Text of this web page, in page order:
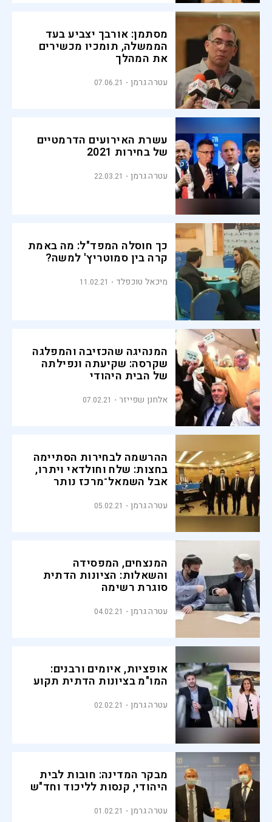
מסתמן: אורבך יצביע בעד
הממשלה, תומכיו מכשירים
את המהלך
עטרה גרמן 07.06.21
עשרת האירועים הדרמטיים
של בחירות 2021
עטרה גרמן 22.03.21
כך חוסלה המפד"ל: מה באמת
קרה בין סמוטריץ' למשה?
מיכאל טוכפלד 11.02.21
המנהיגה שהכזיבה והמפלגה
שקרסה: שקיעתה ונפילתה
של הבית היהודי
אלחנן שפייזר 07.02.21
ההרשמה לבחירות הסתיימה
בחצות: שלח וחולדאי ויתרו,
אבל השמאל־מרכז נותר
עטרה גרמן 05.02.21
המנצחים, המפסידה
והשאלות: הציונות הדתית
סוגרת רשימה
עטרה גרמן 04.02.21
אופציות, איומים ורבנים:
המו"מ בציונות הדתית תקוע
עטרה גרמן 02.02.21
מבקר המדינה: חובות לבית
היהודי, קנסות לליכוד וחד"ש
עטרה גרמן 01.02.21